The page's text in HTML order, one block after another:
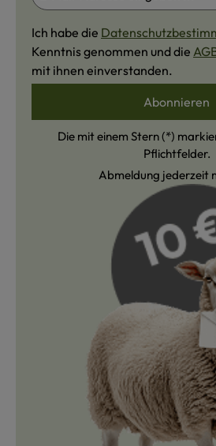
Ich habe die
Kenntnis genommen und die
mit ihnen einverstanden.
Abonnieren
Die mit einem Stern (*)
Pflichtfelder.
Abmeldung jederzeit